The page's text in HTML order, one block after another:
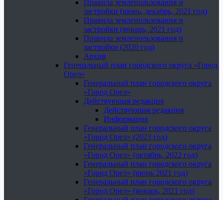
Правила землепользования и
застройки (июнь, декабрь, 2021 год)
Правила землепользования и
застройки (январь, 2021 год)
Правила землепользования и
застройки (2020 год)
Архив
Генеральный план городского округа «Город
Орел»
Генеральный план городского округа
«Город Орел»
Действующая редакция
Действующая редакция
Информация
Генеральный план городского округа
«Город Орел» (2023 год)
Генеральный план городского округа
«Город Орел» (октябрь, 2022 год)
Генеральный план городского округа
«Город Орел» (июнь 2021 год)
Генеральный план городского округа
«Город Орел» (январь, 2021 год)